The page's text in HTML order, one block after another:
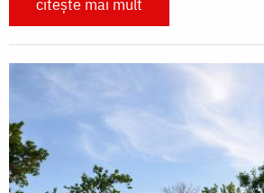
citește mai mult